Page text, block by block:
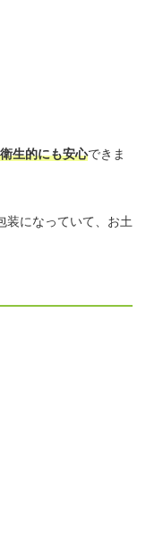
生的にも安心できま
装になっていて、お土